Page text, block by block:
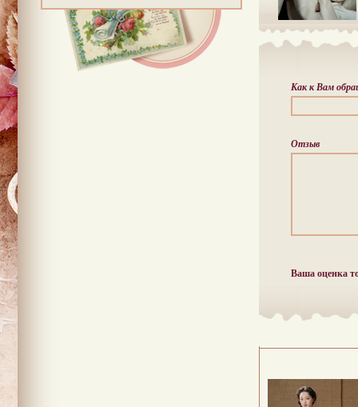
Как к Вам
Отзыв
Ваша оценка